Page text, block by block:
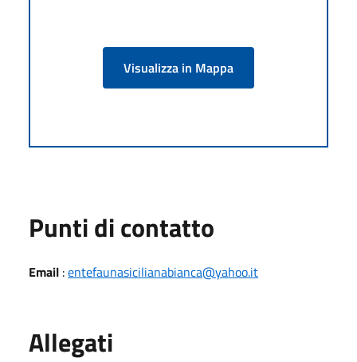
Visualizza in Mappa
Punti di contatto
Email :entefaunasicilianabianca@yahoo.it
Allegati